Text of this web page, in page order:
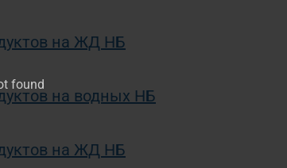
found
на ЖД НБ
на водных НБ
на ЖД НБ